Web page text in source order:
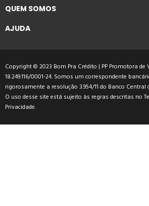
QUEM SOMOS
AJUDA
Copyright © 2023 Bom Pra Crédito | PP Promotora de
18.249.116/0001-24. Somos um correspondente
rigorosamente a resolução 3.954/11 do Banco Central
O uso desse site está sujeito às regras descritas no
Privacidade.